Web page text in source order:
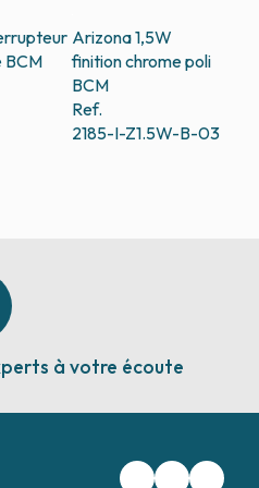
BCM
Arizona 1,5W
finition chrome poli
BCM
Ref.
2185-I-Z1.5W-B-03
à votre écoute